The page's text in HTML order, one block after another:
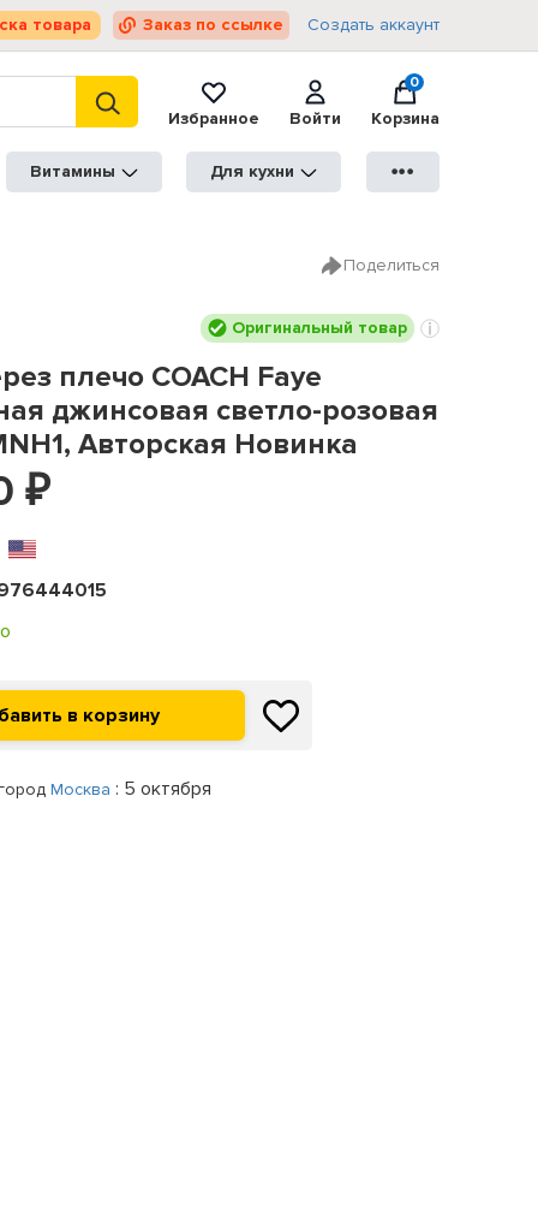
товара Заказ по ссылке Создать аккаунт
Избранное Войти
0
Корзина
Витамины Для кухни ●●●
Поделиться
Оригинальный товар
плечо COACH Faye
джинсовая светло-розовая
Авторская Новинка
₽
Москва : 5 октября